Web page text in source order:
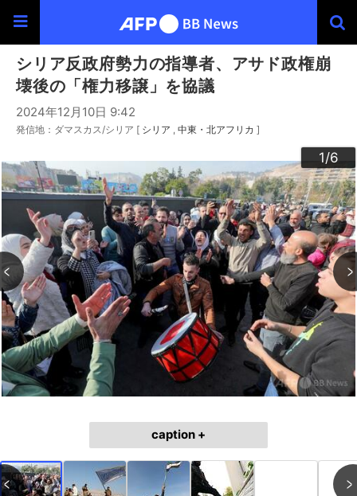
シリア反政府勢力の指導者、アサド政権崩
壊後の「権力移譲」を協議
2024年12月10日 9:42
発信地：ダマスカス/シリア [ シリア 中東・北アフリカ ]
1/6
2/6
3/6
4/6
5/6
6/6
caption +